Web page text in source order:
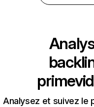
Analysez et suivez le